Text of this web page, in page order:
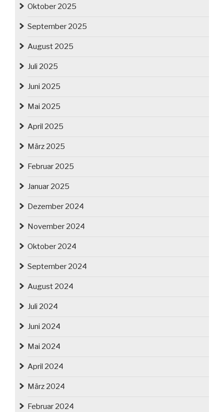
Oktober 2025
September 2025
August 2025
Juli 2025
Juni 2025
Mai 2025
April 2025
März 2025
Februar 2025
Januar 2025
Dezember 2024
November 2024
Oktober 2024
September 2024
August 2024
Juli 2024
Juni 2024
Mai 2024
April 2024
März 2024
Februar 2024